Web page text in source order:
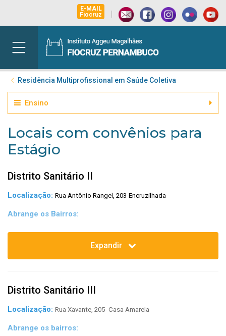
E-MAIL
Fiocruz
|
Residência Multiprofissional em Saúde Coletiva
Ensino
Locais com convênios para
Estágio
Distrito Sanitário II
Localização: Rua Antônio Rangel, 203-Encruzilhada
Abrange os Bairros:
Alto Santa Terezinha; Água Fria; Arruda; Beberibe; Bomba do
Hemetério; Campo Grande; Cajueiro; Campina do Barreto; Dois Unidos;
Expandir
Distrito Sanitário III
Localização: Rua Xavante, 205- Casa Amarela
Abrange os bairros: